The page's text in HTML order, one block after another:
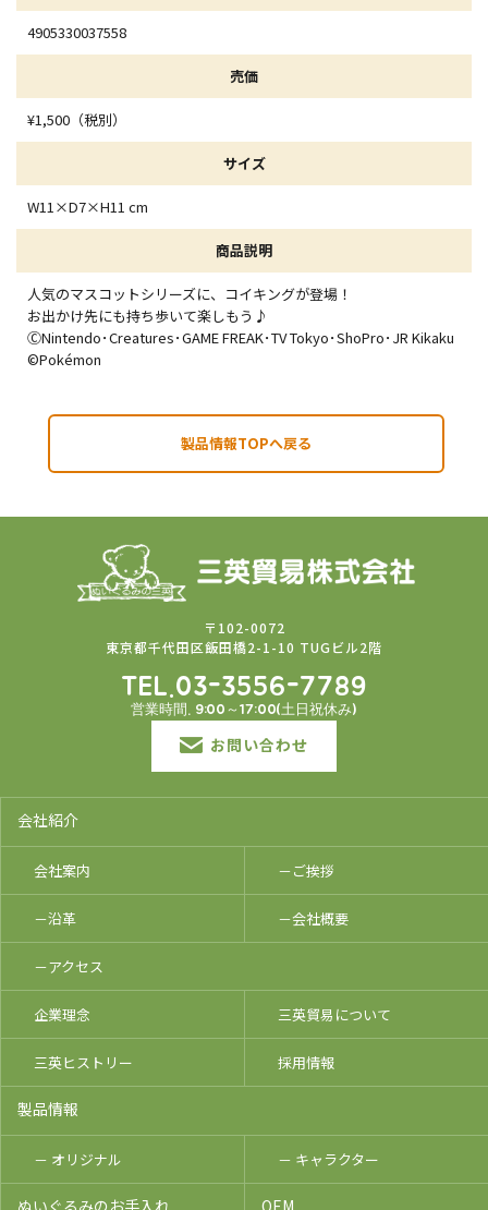
4905330037558
売価
¥1,500（税別）
サイズ
W11×D7×H11 cm
商品説明
人気のマスコットシリーズに、コイキングが登場！
お出かけ先にも持ち歩いて楽しもう♪
ⒸNintendo･Creatures･GAME FREAK･TV Tokyo･ShoPro･JR Kikaku
©Pokémon
製品情報TOPへ戻る
〒102-0072
東京都千代田区飯田橋2-1-10 TUGビル2階
TEL.03-3556-7789
営業時間. 9:00～17:00(土日祝休み)
お問い合わせ
会社紹介
会社案内 －ご挨拶
－沿革 －会社概要
－アクセス
企業理念 三英貿易について
三英ヒストリー 採用情報
製品情報
－ オリジナル － キャラクター